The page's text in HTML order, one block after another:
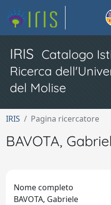
IRIS Catalogo
Ricerca
del Molise
IRIS Pagina ricercatore
BAVOTA,
Nome completo
BAVOTA, Gabriele